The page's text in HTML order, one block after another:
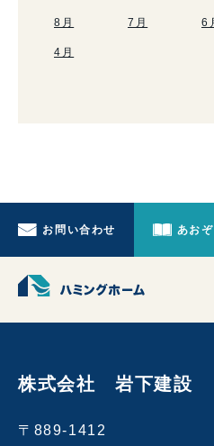
8月 7月 6
4月
お問い合わせ あお
株式会社 岩下建設
〒889-1412